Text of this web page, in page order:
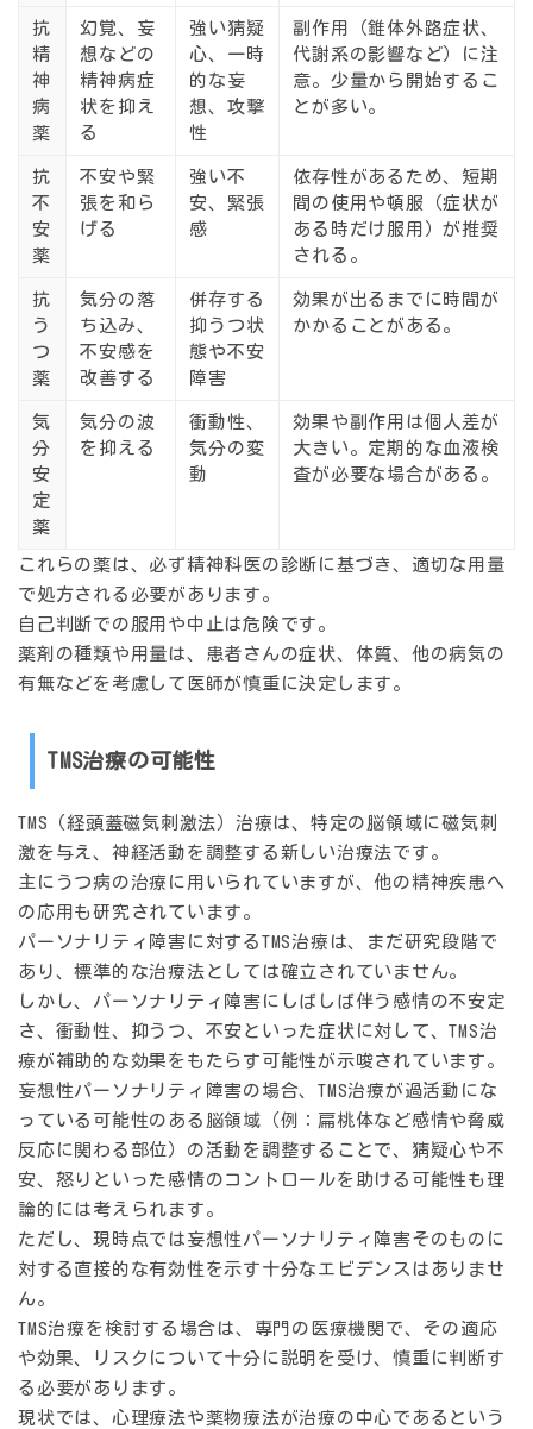
抗
精
神
病
薬
幻覚、妄
想などの
精神病症
状を抑え
る
強い猜疑
心、一時
的な妄
想、攻撃
性
副作用（錐体外路症状、
代謝系の影響など）に注
意。少量から開始するこ
とが多い。
抗
不
安
薬
不安や緊
張を和ら
げる
強い不
安、緊張
感
依存性があるため、短期
間の使用や頓服（症状が
ある時だけ服用）が推奨
される。
抗
う
つ
薬
気分の落
ち込み、
不安感を
改善する
併存する
抑うつ状
態や不安
障害
効果が出るまでに時間が
かかることがある。
気
分
安
定
薬
気分の波
を抑える
衝動性、
気分の変
動
効果や副作用は個人差が
大きい。定期的な血液検
査が必要な場合がある。
これらの薬は、必ず精神科医の診断に基づき、適切な用量
で処方される必要があります。
自己判断での服用や中止は危険です。
薬剤の種類や用量は、患者さんの症状、体質、他の病気の
有無などを考慮して医師が慎重に決定します。
TMS治療の可能性
TMS（経頭蓋磁気刺激法）治療は、特定の脳領域に磁気刺
激を与え、神経活動を調整する新しい治療法です。
主にうつ病の治療に用いられていますが、他の精神疾患へ
の応用も研究されています。
パーソナリティ障害に対するTMS治療は、まだ研究段階で
あり、標準的な治療法としては確立されていません。
しかし、パーソナリティ障害にしばしば伴う感情の不安定
さ、衝動性、抑うつ、不安といった症状に対して、TMS治
療が補助的な効果をもたらす可能性が示唆されています。
妄想性パーソナリティ障害の場合、TMS治療が過活動にな
っている可能性のある脳領域（例：扁桃体など感情や脅威
反応に関わる部位）の活動を調整することで、猜疑心や不
安、怒りといった感情のコントロールを助ける可能性も理
論的には考えられます。
ただし、現時点では妄想性パーソナリティ障害そのものに
対する直接的な有効性を示す十分なエビデンスはありませ
ん。
TMS治療を検討する場合は、専門の医療機関で、その適応
や効果、リスクについて十分に説明を受け、慎重に判断す
る必要があります。
現状では、心理療法や薬物療法が治療の中心であるという